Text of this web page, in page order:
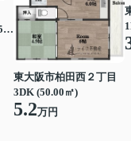
2LDK＋S(納戸) (61.55㎡)
東大阪市柏田西２丁目
3DK (50.00㎡)
5.2万円